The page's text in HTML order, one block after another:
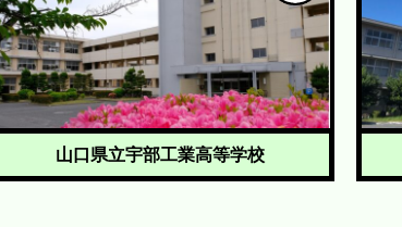
山口県立宇部工業高等学校